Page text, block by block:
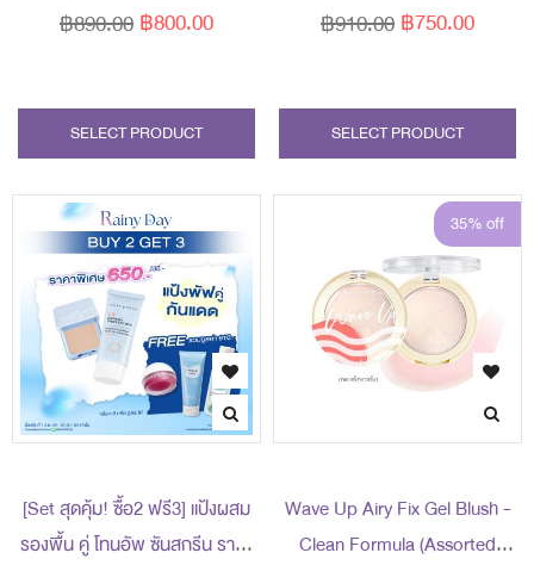
ปกติ 890 บาท รับฟรี! ของแถม 3
฿800.00
฿890.00
SELECT PRODUCT
910 บาท (รับฟรี! ของแถม 3 ชิ้น
฿750.00
฿910.00
SELECT PRODUCT
[Set สุดคุ้ม! ซื้อ2 ฟรี3] แป้งผสม
รองพื้น คู่ โทนอัพ ซันสกรีน ราคา
35% off
Wave Up Airy Fix Gel Blush -
Clean Formula (Assorted